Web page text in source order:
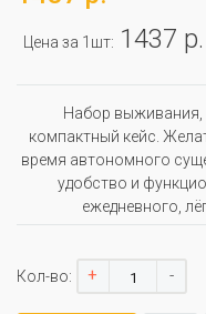
Цена за 1шт: 1437 р.
Набор выживания,
компактный кейс.
время автономного
удобство и
ежедневного,
Кол-во: + -